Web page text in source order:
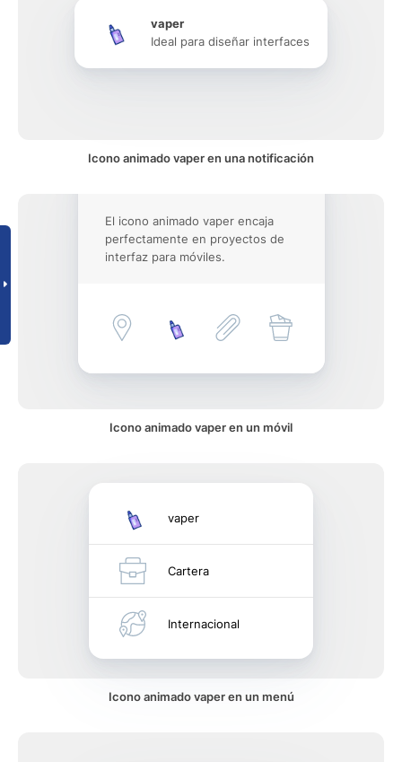
vaper
Ideal para diseñar interfaces
Icono animado vaper en una notificación
El icono animado vaper encaja
perfectamente en proyectos de
interfaz para móviles.
Icono animado vaper en un móvil
vaper
Cartera
Internacional
Icono animado vaper en un menú